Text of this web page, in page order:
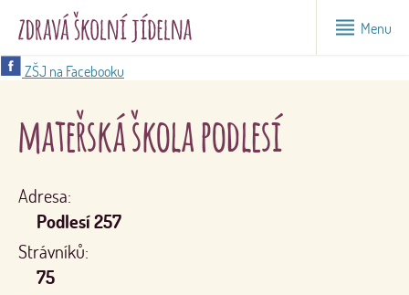
Menu
ZŠJ na Facebooku
mateřská škola podlesí
Adresa:
Podlesí 257
Strávníků:
75